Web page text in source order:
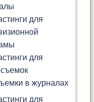
для
для
в журналах
для